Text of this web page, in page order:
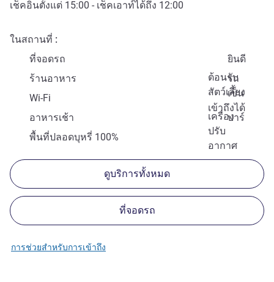
เช็คอินตั้งแต่ 15:00 - เช็คเอาท์ได้ถึง 12:00
ในสถานที่
ที่จอดรถ
ยินดี
ต้อนรับ
สัตว์เลี้ยง
ร้านอาหาร
รถ
เข็น
เข้าถึงได้
Wi-Fi
เครื่อง
ปรับ
อากาศ
อาหารเช้า
บาร์
พื้นที่ปลอดบุหรี่ 100%
ดูบริการทั้งหมด
ที่จอดรถ
การช่วยสำหรับการเข้าถึง